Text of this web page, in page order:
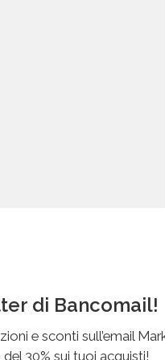
di Bancomail!
e sconti sull’email
30% sui tuoi acquisti!